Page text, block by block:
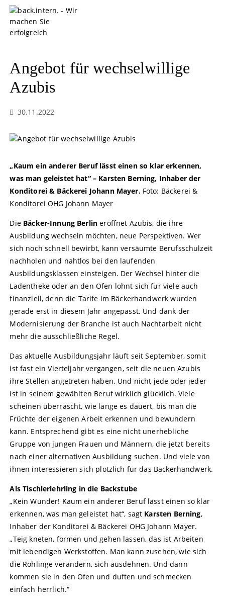
Angebot für wechselwillige
Azubis
30.11.2022
„Kaum ein anderer Beruf lässt einen so klar erkennen,
was man geleistet hat“ – Karsten Berning, Inhaber der
Konditorei & Bäckerei Johann Mayer. Foto: Bäckerei &
Konditorei OHG Johann Mayer
Die Bäcker-Innung Berlin eröffnet Azubis, die ihre
Ausbildung wechseln möchten, neue Perspektiven. Wer
sich noch schnell bewirbt, kann versäumte Berufsschulzeit
nachholen und nahtlos bei den laufenden
Ausbildungsklassen einsteigen. Der Wechsel hinter die
Ladentheke oder an den Ofen lohnt sich für viele auch
finanziell, denn die Tarife im Bäckerhandwerk wurden
gerade erst in diesem Jahr angepasst. Und dank der
Modernisierung der Branche ist auch Nachtarbeit nicht
mehr die ausschließliche Regel.
Das aktuelle Ausbildungsjahr läuft seit September, somit
ist fast ein Vierteljahr vergangen, seit die neuen Azubis
ihre Stellen angetreten haben. Und nicht jede oder jeder
ist in seinem gewählten Beruf wirklich glücklich. Viele
scheinen überrascht, wie lange es dauert, bis man die
Früchte der eigenen Arbeit erkennen und bewundern
kann. Entsprechend gibt es eine nicht unerhebliche
Gruppe von jungen Frauen und Männern, die jetzt bereits
nach einer alternativen Ausbildung suchen. Und viele von
ihnen interessieren sich plötzlich für das Bäckerhandwerk.
Als Tischlerlehrling in die Backstube
„Kein Wunder! Kaum ein anderer Beruf lässt einen so klar
erkennen, was man geleistet hat“, sagt Karsten Berning,
Inhaber der Konditorei & Bäckerei OHG Johann Mayer.
„Teig kneten, formen und gehen lassen, das ist Arbeiten
mit lebendigen Werkstoffen. Man kann zusehen, wie sich
die Rohlinge verändern, sich ausdehnen. Und dann
kommen sie in den Ofen und duften und schmecken
einfach herrlich.“